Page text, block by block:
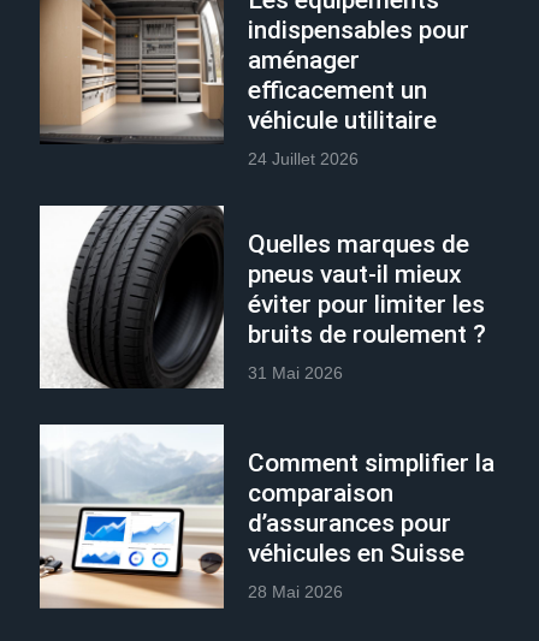
indispensables pour
aménager
efficacement un
véhicule utilitaire
24 Juillet 2026
Quelles marques de
pneus vaut-il mieux
éviter pour limiter les
bruits de roulement ?
31 Mai 2026
Comment simplifier la
comparaison
d’assurances pour
véhicules en Suisse
28 Mai 2026